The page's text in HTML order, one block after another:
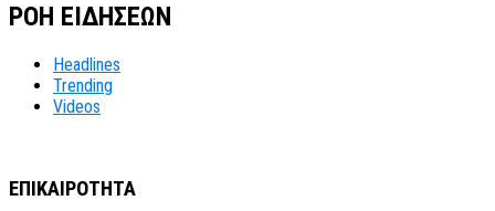
ΡΟΗ ΕΙΔΗΣΕΩΝ
Headlines
Trending
Videos
ΕΠΙΚΑΙΡΟΤΗΤΑ